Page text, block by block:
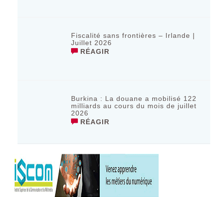
Fiscalité sans frontières – Irlande |
Juillet 2026
RÉAGIR
‎Burkina : La douane a mobilisé 122
milliards au cours du mois de juillet
2026 ‎
RÉAGIR